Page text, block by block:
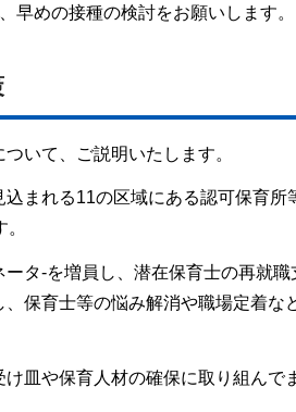
早めの接種の検討をお願いします。
いて、ご説明いたします。
まれる11の区域にある認可保育所
タ-を増員し、潜在保育士の再就職
保育士等の悩み解消や職場定着な
皿や保育人材の確保に取り組んで